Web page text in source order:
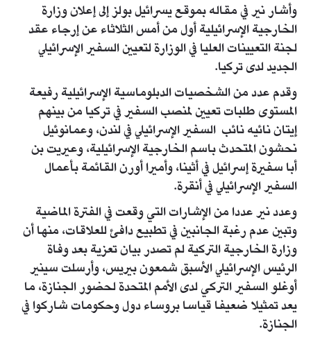
وأشار نير في مقاله بموقع يسرائيل بولز إلى إعلان وزارة
الخارجية الإسرائيلية أول من أمس الثلاثاء عن إرجاء عقد
لجنة التعيينات العليا في الوزارة لتعيين السفير الإسرائيلي
الجديد لدى تركيا.
وقدم عدد من الشخصيات الدبلوماسية الإسرائيلية رفيعة
المستوى طلبات تعيين لمنصب السفير في تركيا من بينهم
إيتان نائيه نائب السفير الإسرائيلي في لندن، وعمانوئيل
نحشون المتحدث باسم الخارجية الإسرائيلية، وعيريت بن
أبا سفيرة إسرائيل في أثينا، وأميرا أورن القائمة بأعمال
السفير الإسرائيلي في أنقرة.
وعدد نير عددا من الإشارات التي وقعت في الفترة الماضية
وتبين عدم رغبة الجانبين في تطبيع دافئ للعلاقات، منها أن
وزارة الخارجية التركية لم تصدر بيان تعزية بعد وفاة
الرئيس الإسرائيلي الأسبق شمعون بيريس، وأرسلت سينير
أوغلو السفير التركي لدى الأمم المتحدة لحضور الجنازة، ما
يعد تمثيلا ضعيفا قياسا بروساء دول وحكومات شاركوا في
الجنازة.